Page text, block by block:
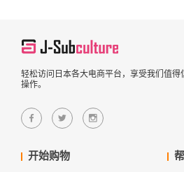
轻松访问日本各大电商平台，享受我们值
操作。
开始购物